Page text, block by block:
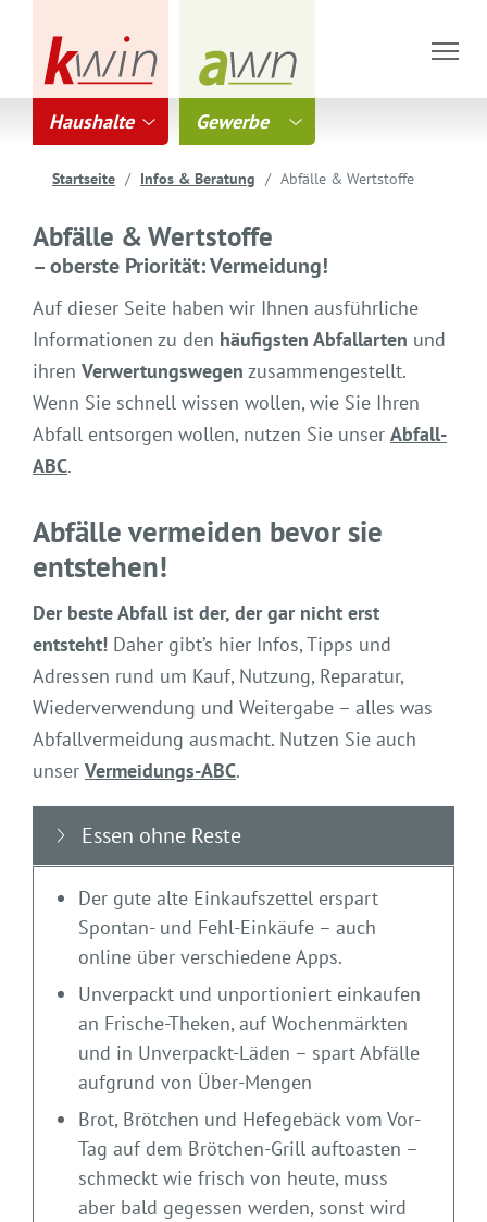
Haushalte Gewerbe
Startseite Infos & Beratung Abfälle & Wertstoffe
Abfälle & Wertstoffe
– oberste Priorität: Vermeidung!
Auf dieser Seite haben wir Ihnen ausführliche
Informationen zu den häufigsten Abfallarten und
ihren Verwertungswegen zusammengestellt.
Wenn Sie schnell wissen wollen, wie Sie Ihren
Abfall entsorgen wollen, nutzen Sie unser Abfall-
ABC.
Abfälle vermeiden bevor sie
entstehen!
Der beste Abfall ist der, der gar nicht erst
entsteht! Daher gibt’s hier Infos, Tipps und
Adressen rund um Kauf, Nutzung, Reparatur,
Wiederverwendung und Weitergabe – alles was
Abfallvermeidung ausmacht. Nutzen Sie auch
unser Vermeidungs-ABC.
Essen ohne Reste
Der gute alte Einkaufszettel erspart
Spontan- und Fehl-Einkäufe – auch
online über verschiedene Apps.
Unverpackt und unportioniert einkaufen
an Frische-Theken, auf Wochenmärkten
und in Unverpackt-Läden – spart Abfälle
aufgrund von Über-Mengen
Brot, Brötchen und Hefegebäck vom Vor-
Tag auf dem Brötchen-Grill auftoasten –
schmeckt wie frisch von heute, muss
aber bald gegessen werden, sonst wird